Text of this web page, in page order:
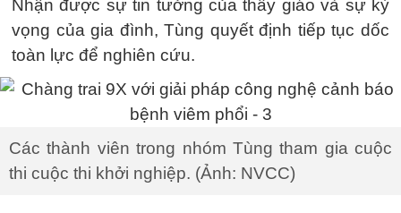
Nhận được sự tin tưởng của thầy giáo và sự kỳ
vọng của gia đình, Tùng quyết định tiếp tục dốc
toàn lực để nghiên cứu.
Các thành viên trong nhóm Tùng tham gia cuộc
thi cuộc thi khởi nghiệp. (Ảnh: NVCC)